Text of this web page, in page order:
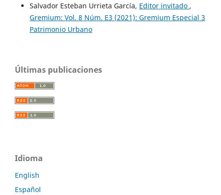
Salvador Esteban Urrieta García, Editor invitado ,
Gremium: Vol. 8 Núm. E3 (2021): Gremium Especial 3
Patrimonio Urbano
Últimas publicaciones
Idioma
English
Español